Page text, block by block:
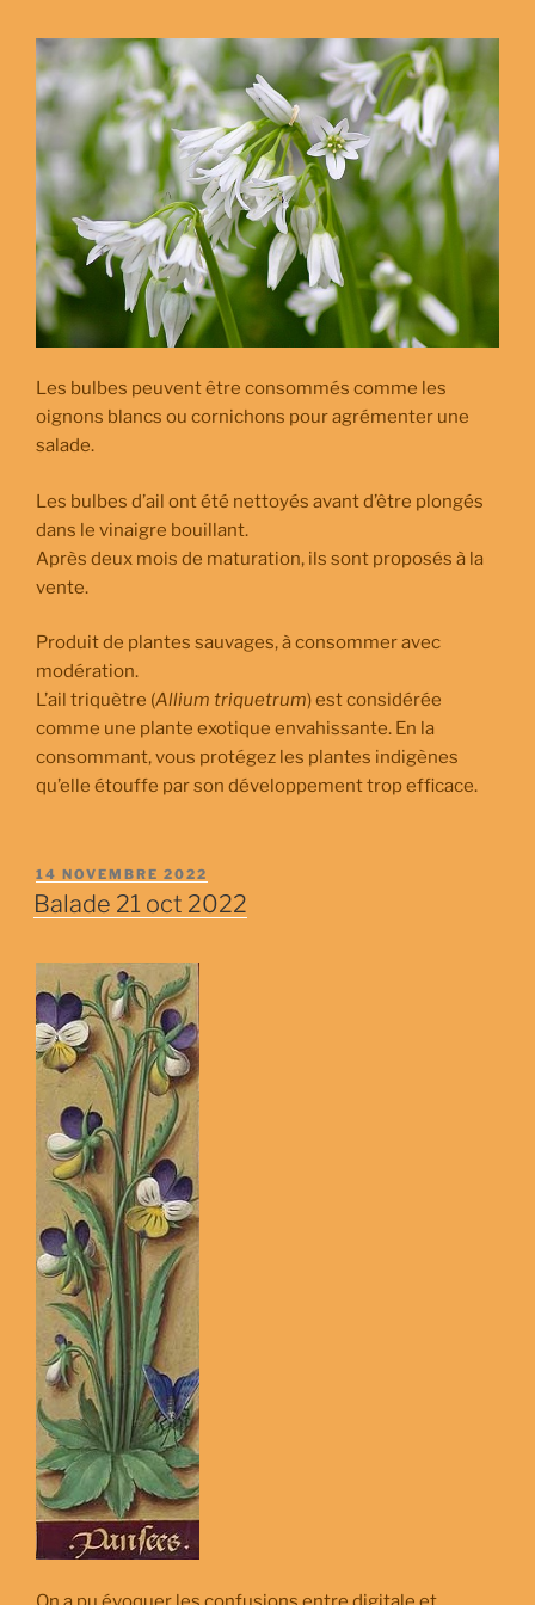
Les bulbes peuvent être consommés comme les
oignons blancs ou cornichons pour agrémenter une
salade.
Les bulbes d’ail ont été nettoyés avant d’être plongés
dans le vinaigre bouillant.
Après deux mois de maturation, ils sont proposés à la
vente.
Produit de plantes sauvages, à consommer avec
modération.
L’ail triquètre (Allium triquetrum) est considérée
comme une plante exotique envahissante. En la
consommant, vous protégez les plantes indigènes
qu’elle étouffe par son développement trop efficace.
PUBLIÉ
LE
14 NOVEMBRE 2022
Balade 21 oct 2022